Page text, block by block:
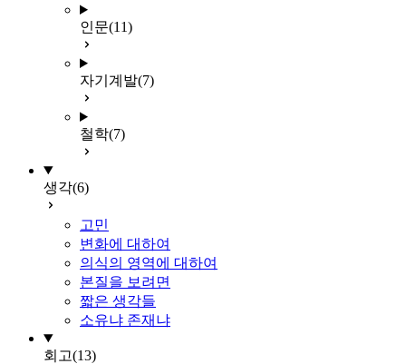
인문(11)
자기계발(7)
철학(7)
생각(6)
고민
변화에 대하여
의식의 영역에 대하여
본질을 보려면
짧은 생각들
소유냐 존재냐
회고(13)